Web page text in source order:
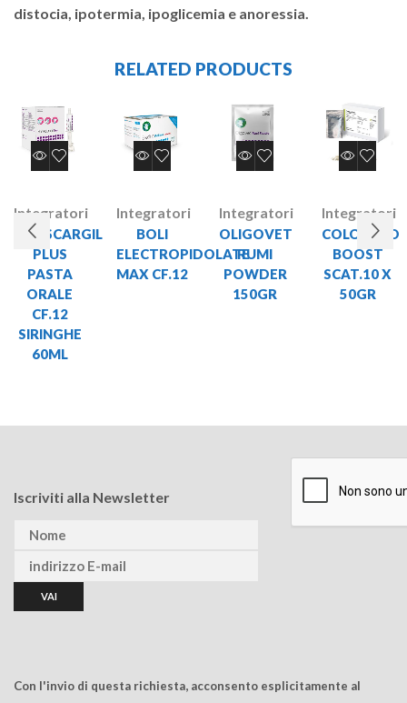
distocia, ipotermia, ipoglicemia e anoressia.
RELATED PRODUCTS
Integratori
PHOSCARGIL
PLUS
PASTA
ORALE
CF.12
SIRINGHE
60ML
Integratori
BOLI
ELECTROPIDOLATE
MAX CF.12
Integratori
OLIGOVET
RUMI
POWDER
150GR
Integratori
COLOSTRO
BOOST
SCAT.10 X
50GR
Iscriviti alla Newsletter
Con l'invio di questa richiesta, acconsento esplicitamente al